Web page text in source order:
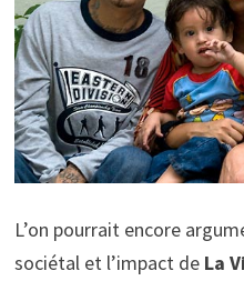
L’on pourrait encore
sociétal et l’impact de La